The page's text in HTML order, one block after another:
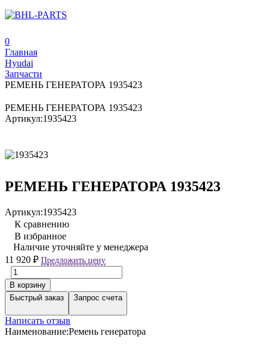
0
Главная
Hyudai
Запчасти
РЕМЕНЬ ГЕНЕРАТОРА 1935423
РЕМЕНЬ ГЕНЕРАТОРА 1935423
Артикул:1935423
РЕМЕНЬ ГЕНЕРАТОРА 1935423
Артикул:1935423
К сравнению
В избранное
Наличие уточняйте у менеджера
11 920 ₽ Предложить цену
В корзину
Быстрый заказ
Запрос счета
Написать отзыв
Наименование:Ремень генератора